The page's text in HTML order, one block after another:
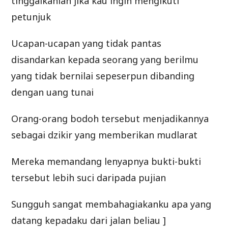
petunjuk
Ucapan-ucapan yang tidak pantas
disandarkan kepada seorang yang berilmu
yang tidak bernilai sepeserpun dibanding
dengan uang tunai
Orang-orang bodoh tersebut menjadikannya
sebagai dzikir yang memberikan mudlarat
Mereka memandang lenyapnya bukti-bukti
tersebut lebih suci daripada pujian
Sungguh sangat membahagiakanku apa yang
datang kepadaku dari jalan beliau ]